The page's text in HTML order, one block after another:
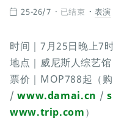
25-26/7 已结束 表演
时间｜7月25日晚上7
地点｜威尼斯人综艺馆
票价｜MOP788起（购
/www.damai.cn /
www.trip.com）